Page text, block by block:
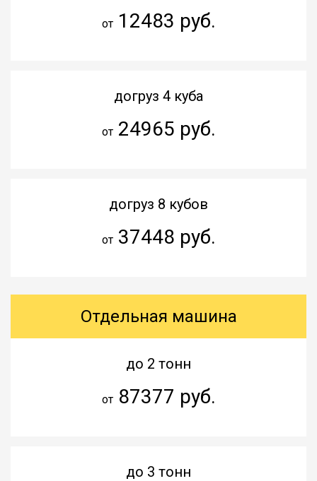
от12483 руб.
догруз 4 куба
от24965 руб.
догруз 8 кубов
от37448 руб.
Отдельная машина
до 2 тонн
от87377 руб.
до 3 тонн